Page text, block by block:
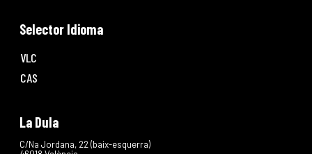
Selector Idioma
VLC
CAS
La Dula
C/Na Jordana, 22 (baix-esquerra)